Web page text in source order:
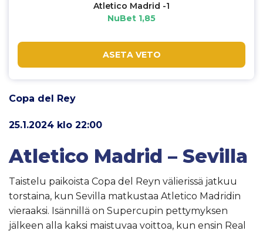
Atletico Madrid -1
NuBet 1,85
ASETA VETO
Copa del Rey
25.1.2024 klo 22:00
Atletico Madrid – Sevilla
Taistelu paikoista Copa del Reyn välierissä jatkuu
torstaina, kun Sevilla matkustaa Atletico Madridin
vieraaksi. Isännillä on Supercupin pettymyksen
jälkeen alla kaksi maistuvaa voittoa, kun ensin Real